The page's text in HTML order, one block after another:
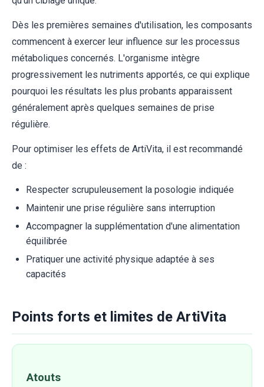
Dès les premières semaines d'utilisation, les composants
commencent à exercer leur influence sur les processus
métaboliques concernés. L'organisme intègre
progressivement les nutriments apportés, ce qui explique
pourquoi les résultats les plus probants apparaissent
généralement après quelques semaines de prise
régulière.
Pour optimiser les effets de ArtiVita, il est recommandé
de :
Respecter scrupuleusement la posologie indiquée
Maintenir une prise régulière sans interruption
Accompagner la supplémentation d'une alimentation
équilibrée
Pratiquer une activité physique adaptée à ses
capacités
Points forts et limites de ArtiVita
Atouts